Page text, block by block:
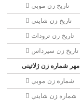
تاريخ زن موبي
تاريخ زن شايني
تاريخ زن ترودات
تاريخ زن سيرداس
مهر شماره زن ژلاتینی
شماره زن موبي
شماره زن شايني